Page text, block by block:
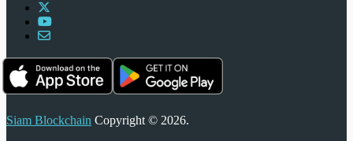
Siam Blockchain Copyright © 2026.